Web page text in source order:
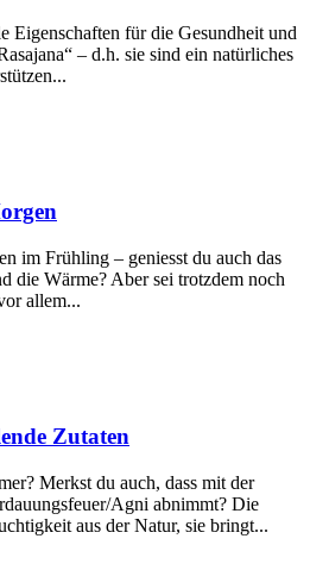
Eigenschaften für die Gesundheit und
– d.h. sie sind ein natürliches
im Frühling – geniesst du auch das
die Wärme? Aber sei trotzdem noch
allem...
Zutaten
Merkst du auch, dass mit der
Agni abnimmt? Die
aus der Natur, sie bringt...